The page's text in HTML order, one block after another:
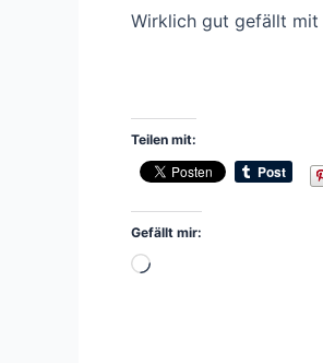
Wirklich gut gefällt mit
Teilen mit:
Gefällt mir:
Wird